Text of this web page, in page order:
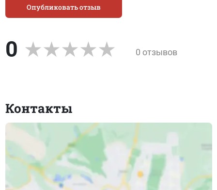
Опубликовать отзыв
0 0 отзывов
Контакты